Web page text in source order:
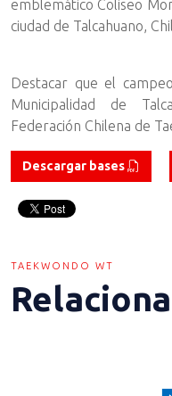
emblemático Coliseo
ciudad de Talcahuano,
Destacar que el
Municipalidad de
Federación Chilena de
Descargar bases
TAEKWONDO WT